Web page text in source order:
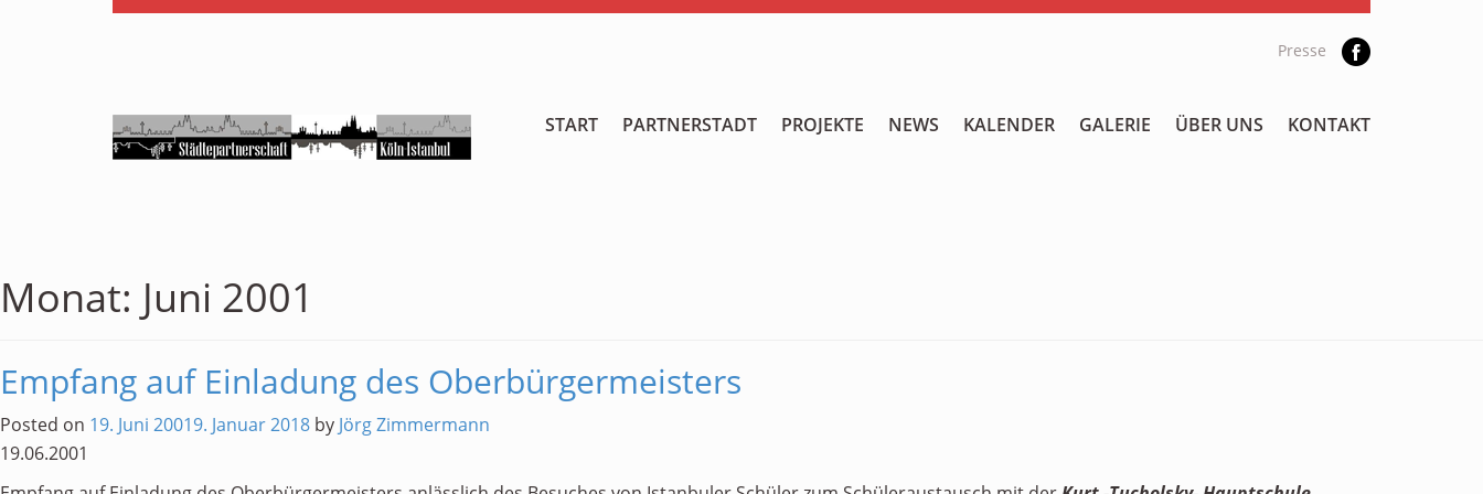
Presse
START PARTNERSTADT PROJEKTE NEWS KALENDER GALERIE ÜBER UNS KONTAKT
Monat: Juni 2001
Empfang auf Einladung des Oberbürgermeisters
Posted on 19. Juni 20019. Januar 2018 by Jörg Zimmermann
19.06.2001
GALERIE